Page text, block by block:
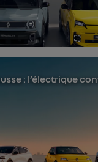
: l’électrique